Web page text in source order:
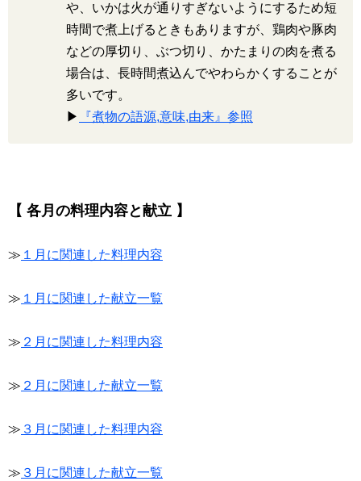
や、いかは火が通りすぎないようにするため短
時間で煮上げるときもありますが、鶏肉や豚肉
などの厚切り、ぶつ切り、かたまりの肉を煮る
場合は、長時間煮込んでやわらかくすることが
多いです。
▶
『煮物の語源,意味,由来』参照
【 各月の料理内容と献立 】
≫ １月に関連した料理内容
≫ １月に関連した献立一覧
≫ ２月に関連した料理内容
≫ ２月に関連した献立一覧
≫ ３月に関連した料理内容
≫ ３月に関連した献立一覧